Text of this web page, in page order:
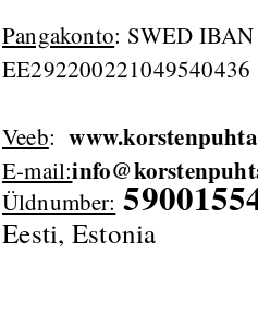
Pangakonto: SWED IBAN
EE292200221049540436
Veeb:
E-mail:
Üldnumber:
Eesti, Estonia